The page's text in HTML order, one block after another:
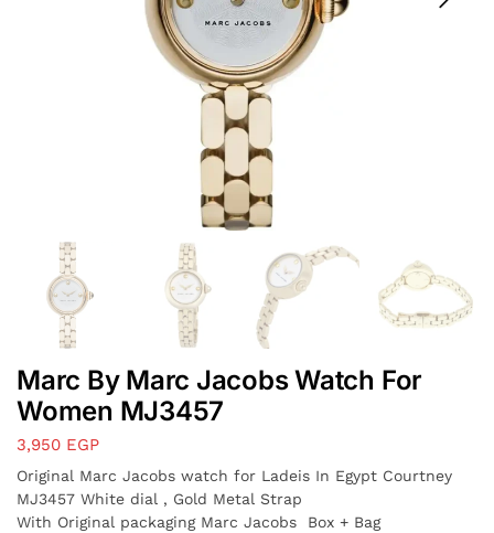
Marc By Marc Jacobs Watch For
Women MJ3457
3,950 EGP
Original Marc Jacobs watch for Ladeis In Egypt Courtney
MJ3457 White dial , Gold Metal Strap
With Original packaging Marc Jacobs Box + Bag